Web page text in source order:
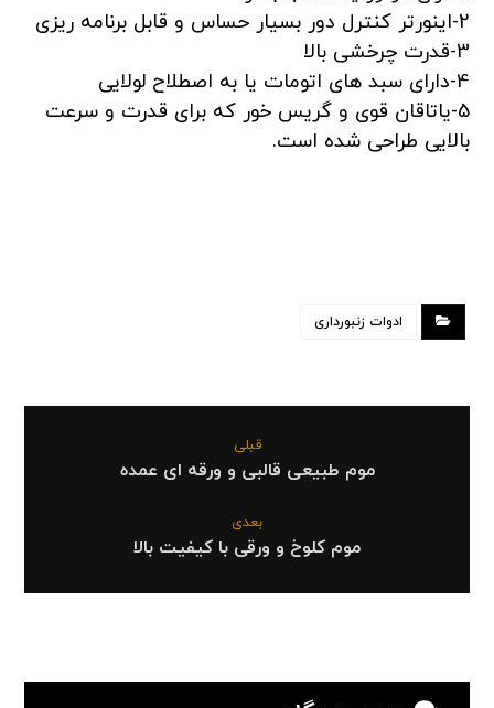
2-اینورتر کنترل دور بسیار حساس و قابل برنامه ریزی
3-قدرت چرخشی بالا
4-دارای سبد های اتومات یا به اصطلاح لولایی
5-یاتاقان قوی و گریس خور که برای قدرت و سرعت
بالایی طراحی شده است.
ادوات زنبورداری
قبلی
موم طبیعی قالبی و ورقه ای عمده
بعدی
موم کلوخ و ورقی با کیفیت بالا